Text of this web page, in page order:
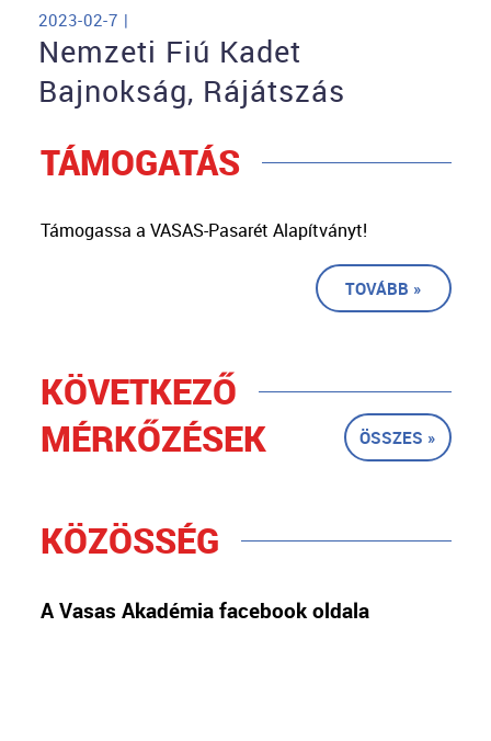
2023-02-7 |
Nemzeti Fiú Kadet
Bajnokság, Rájátszás
TÁMOGATÁS
Támogassa a VASAS-Pasarét Alapítványt!
TOVÁBB »
KÖVETKEZŐ
MÉRKŐZÉSEK
ÖSSZES »
KÖZÖSSÉG
A Vasas Akadémia facebook oldala